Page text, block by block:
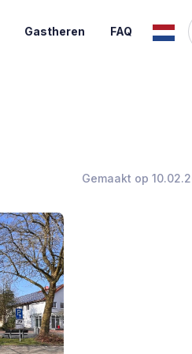
Gastheren FAQ
Gemaakt op